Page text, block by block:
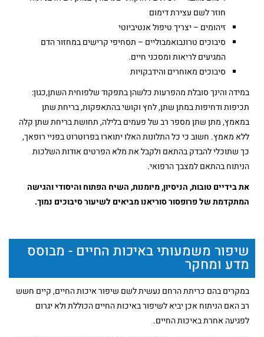
חוזר לשם עצירת דימום
זיהומים – יצריך טיפול אנטיביוטי
סיבוכים טרונבואמבוליים – תסחיפי קרישים במחזור הדם
המגיעים לריאות ומסכני חיים.
סיבוכים מאוחרים והידבקויות
במידה והינך סובלת מהפרעות כלשהן בתפקוד שלפוחית השתן,כגון:
תכיפות ודחיפות במתן שתן, לחץ וקושי בהתאפקות, בריחת שתן
במאמץ, מתן שתן מספר רב של פעמים בלילה, תחושת בריחת שתן קלה
ללא מאמץ. חשוב כי כל התלונות האלו יתוארו בפרוטרוט בפניי רופאך,
כך שתוכלי להבדק בהתאם ולקבל את מלא הפרטים אודות השלכות
הניתוח בהתאם למצבך הרפואי.
את בידיים טובות, הניסיון, מיומנות, השיח הפתוח והיסודי והגישה
המתקדמת של פרופסור סוריאנו מביאים לשיעור סיבוכים נמוך.
שיפור משמעותי באיכות החיים - מבוסס
מדע ומחקר
במקרים בהם כריתת הרחם נעשית לשם שיפור איכות החיים, קיים חשש
רב האם הניתוח אכן יביא לשיפור באיכות החיים הכוללת ולא יגרום
לפגיעה אחרת באיכות החיים.